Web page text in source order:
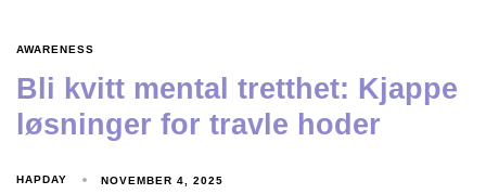
AWARENESS
Bli kvitt mental tretthet: Kjappe
løsninger for travle hoder
HAPDAY NOVEMBER 4, 2025